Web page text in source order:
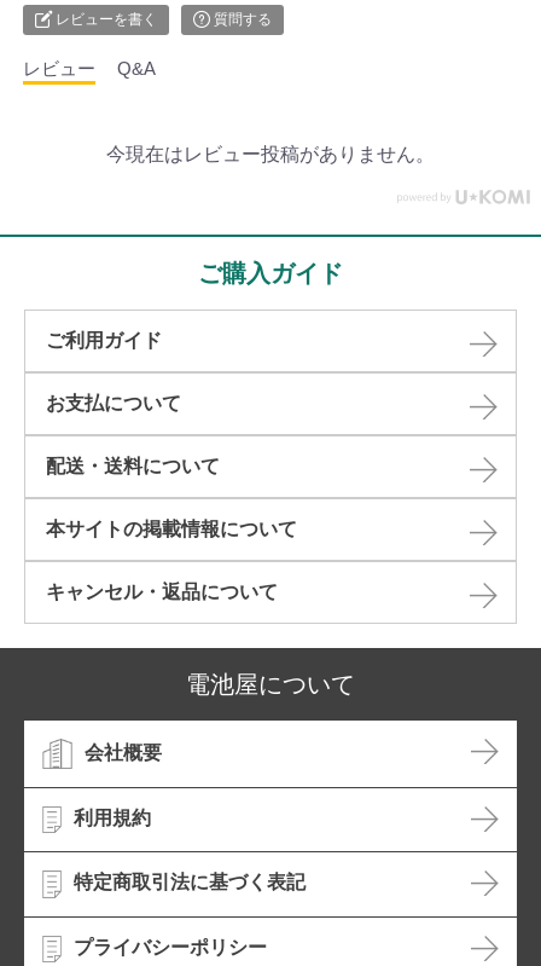
レビューを書く 質問する
レビュー Q&A
今現在はレビュー投稿がありません。
ご購入ガイド
ご利用ガイド
お支払について
配送・送料について
本サイトの掲載情報について​
キャンセル・返品について​
電池屋について
会社概要
利用規約
特定商取引法に基づく表記
プライバシーポリシー